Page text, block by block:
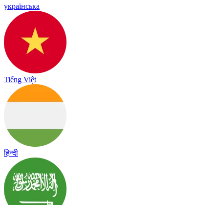
українська
Tiếng Việt
हिन्दी